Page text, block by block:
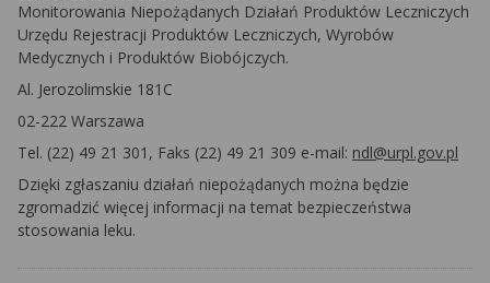
Monitorowania Niepożądanych Działań Produktów Leczniczych
Urzędu Rejestracji Produktów Leczniczych, Wyrobów
Medycznych i Produktów Biobójczych.
Al. Jerozolimskie 181C
02-222 Warszawa
Tel. (22) 49 21 301, Faks (22) 49 21 309 e-mail: ndl@urpl.gov.pl
Dzięki zgłaszaniu działań niepożądanych można będzie
zgromadzić więcej informacji na temat bezpieczeństwa
stosowania leku.